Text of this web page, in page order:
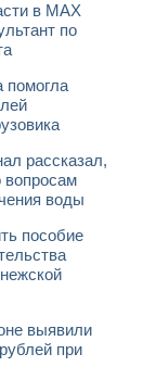
в МАХ
по
помогла
рассказал,
вопросам
воды
пособие
выявили
при